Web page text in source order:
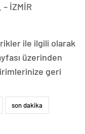
İZMİR
ile ilgili olarak
üzerinden
geri
son dakika